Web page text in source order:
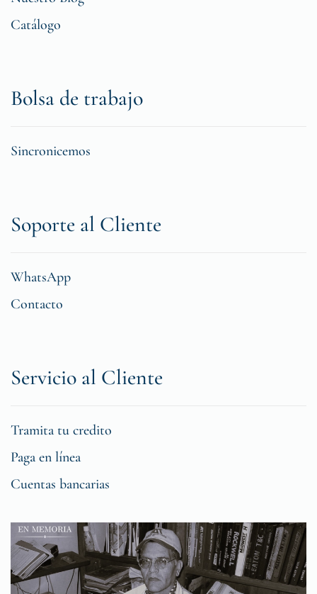
Catálogo
Bolsa de trabajo
Sincronicemos
Soporte al Cliente
WhatsApp
Contacto
Servicio al Cliente
Tramita tu credito
Paga en línea
Cuentas bancarias